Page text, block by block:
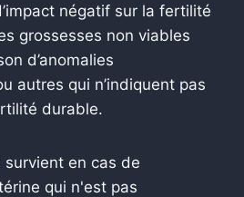
négatif sur la fertilité
grossesses non viables
d’anomalies
autres qui n’indiquent pas
durable.
en cas de
qui n'est pas